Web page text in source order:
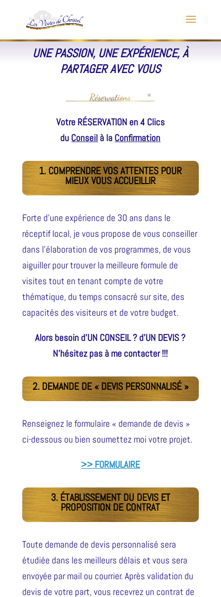
UNE PASSION, UNE EXPÉRIENCE, À
PARTAGER AVEC VOUS
Votre RÉSERVATION en 4 Clics
du Conseil à la Confirmation
1. COMPRENDRE VOS ATTENTES POUR
MIEUX VOUS ACCUEILLIR
Forte d’une expérience de 30 ans dans le
réceptif local, je vous propose de vous conseiller
dans l’élaboration de vos programmes, de vous
aiguiller pour trouver la meilleure formule de
visites tout en tenant compte de votre
thématique, du temps consacré sur site, des
capacités des visiteurs et de votre budget.
Alors besoin d’UN CONSEIL ? d’UN DEVIS ?
N’hésitez pas à me contacter !!!
2. DEMANDE DE « DEVIS PERSONNALISÉ »
Renseignez le formulaire « demande de devis »
ci-dessous ou bien soumettez moi votre projet.
>> FORMULAIRE
3. ÉTABLISSEMENT DU DEVIS ET
PROPOSITION DE CONTRAT
Toute demande de devis personnalisé sera
étudiée dans les meilleurs délais et vous sera
envoyée par mail ou courrier. Après validation du
devis de votre part, vous recevrez un contrat de